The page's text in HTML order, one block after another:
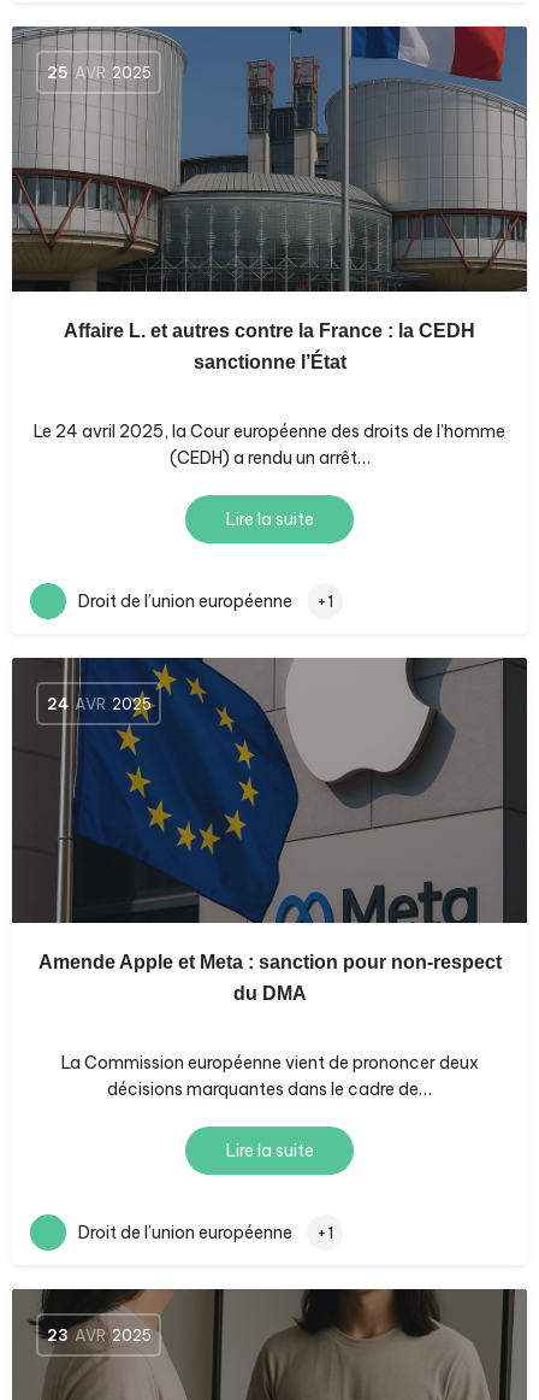
25 AVR 2025
Affaire L. et autres contre la France : la CEDH
sanctionne l’État
Le 24 avril 2025, la Cour européenne des droits de l’homme
(CEDH) a rendu un arrêt…
Lire la suite
Droit de l’union européenne +1
24 AVR 2025
Amende Apple et Meta : sanction pour non-respect
du DMA
La Commission européenne vient de prononcer deux
décisions marquantes dans le cadre de…
Lire la suite
Droit de l’union européenne +1
23 AVR 2025